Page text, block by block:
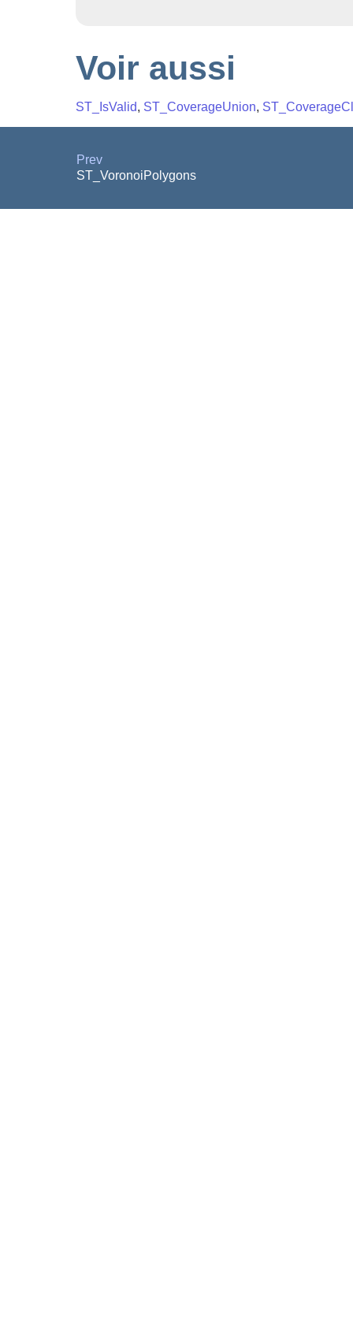
Voir aussi
ST_IsValid, ST_CoverageUnion,
Prev
ST_VoronoiPolygons